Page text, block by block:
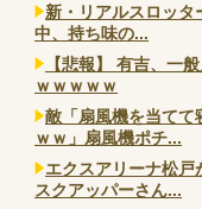
新・リアルスロッ
中、持ち味の...
【悲報】 有吉、一
ｗｗｗｗｗ
敵「扇風機を当てて
ｗｗ」扇風機ポチ...
エクスアリーナ松戸
スクアッパーさん...